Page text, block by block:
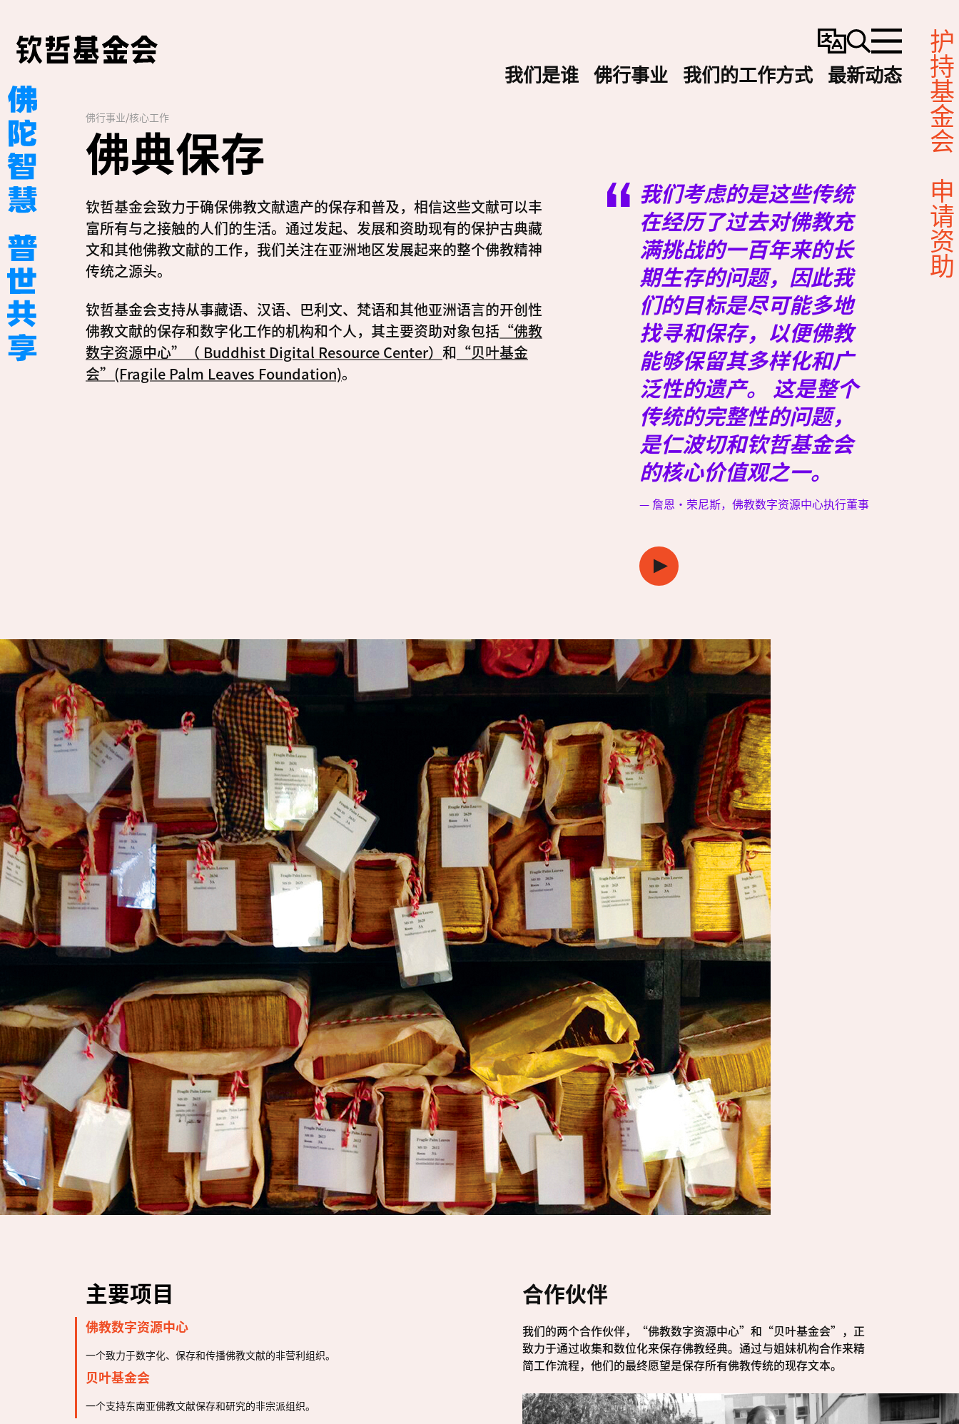
变
搜
寻
选
单
我们是谁 佛行事业 我们的工作方式 最新动态
佛行事业/核心工作
佛典保存
钦哲基金会致力于确保佛教文献遗产的保存和普及，相信这些文献可以丰
富所有与之接触的人们的生活。通过发起、发展和资助现有的保护古典藏
文和其他佛教文献的工作，我们关注在亚洲地区发展起来的整个佛教精神
传统之源头。
钦哲基金会支持从事藏语、汉语、巴利文、梵语和其他亚洲语言的开创性
佛教文献的保存和数字化工作的机构和个人，其主要资助对象包括 “佛教
数字资源中心”（ Buddhist Digital Resource Center） 和 “贝叶基金
会”(Fragile Palm Leaves Foundation)。
我们考虑的是这些传统
在经历了过去对佛教充
满挑战的一百年来的长
期生存的问题，因此我
们的目标是尽可能多地
找寻和保存，以便佛教
能够保留其多样化和广
泛性的遗产。 这是整个
传统的完整性的问题，
是仁波切和钦哲基金会
的核心价值观之一。
詹恩‧荣尼斯，佛教数字资源中心执行董事
播
暂
停
主要项目
佛教数字资源中心
一个致力于数字化、保存和传播佛教文献的非营利组织。
贝叶基金会
一个支持东南亚佛教文献保存和研究的非宗派组织。
合作伙伴
我们的两个合作伙伴，“佛教数字资源中心”和“贝叶基金会”，正
致力于通过收集和数位化来保存佛教经典。通过与姐妹机构合作来精
简工作流程，他们的最终愿望是保存所有佛教传统的现存文本。
护持基金会
申请资助